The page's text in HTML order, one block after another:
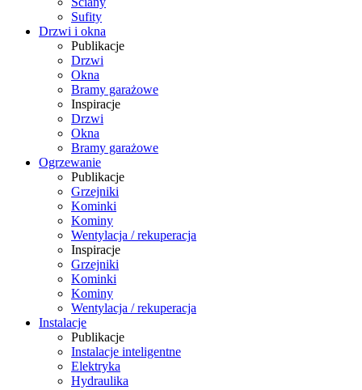
Sufity
Drzwi i okna
Publikacje
Drzwi
Okna
Bramy garażowe
Inspiracje
Drzwi
Okna
Bramy garażowe
Ogrzewanie
Publikacje
Grzejniki
Kominki
Kominy
Wentylacja / rekuperacja
Inspiracje
Grzejniki
Kominki
Kominy
Wentylacja / rekuperacja
Instalacje
Publikacje
Instalacje inteligentne
Elektryka
Hydraulika